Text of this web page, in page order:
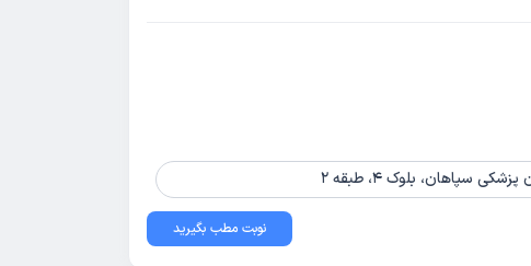
سپاهان، بلوک 4، طبقه 2
نوبت مطب بگیرید